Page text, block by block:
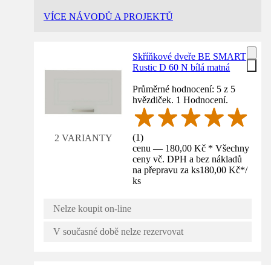
VÍCE NÁVODŮ A PROJEKTŮ
2 VARIANTY
Skříňkové dveře BE SMART
Rustic D 60 N bílá matná
Průměrné hodnocení: 5 z 5
hvězdiček. 1 Hodnocení.
(1)
cenu — 180,00 Kč * Všechny
ceny vč. DPH a bez nákladů
na přepravu za ks180,00 Kč*/
ks
Nelze koupit on-line
V současné době nelze rezervovat